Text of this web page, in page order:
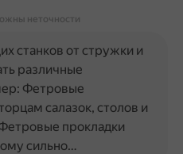
неточности
станков от стружки и
различные
Фетровые
салазок, столов и
прокладки
сильно…